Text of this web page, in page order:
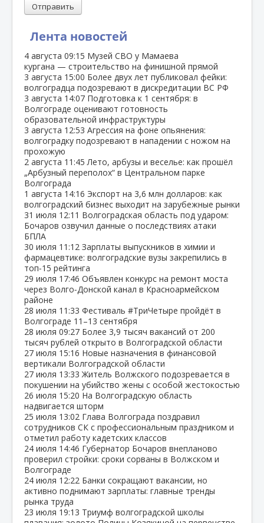
Лента новостей
4 августа 09:15 Музей СВО у Мамаева
кургана — строительство на финишной прямой
3 августа 15:00 Более двух лет публиковал фейки:
волгоградца подозревают в дискредитации ВС РФ
3 августа 14:07 Подготовка к 1 сентября: в
Волгограде оценивают готовность
образовательной инфраструктуры
3 августа 12:53 Агрессия на фоне опьянения:
волгоградку подозревают в нападении с ножом на
прохожую
2 августа 11:45 Лето, арбузы и веселье: как прошёл
„Арбузный переполох“ в Центральном парке
Волгограда
1 августа 14:16 Экспорт на 3,6 млн долларов: как
волгоградский бизнес выходит на зарубежные рынки
31 июля 12:11 Волгоградская область под ударом:
Бочаров озвучил данные о последствиях атаки
БПЛА
30 июля 11:12 Зарплаты выпускников в химии и
фармацевтике: волгоградские вузы закрепились в
топ‑15 рейтинга
29 июля 17:46 Объявлен конкурс на ремонт моста
через Волго‑Донской канал в Красноармейском
районе
28 июля 11:33 Фестиваль #ТриЧетыре пройдёт в
Волгограде 11–13 сентября
28 июля 09:27 Более 3,9 тысяч вакансий от 200
тысяч рублей открыто в Волгоградской области
27 июля 15:16 Новые назначения в финансовой
вертикали Волгоградской области
27 июля 13:33 Житель Волжского подозревается в
покушении на убийство жены с особой жестокостью
26 июля 15:20 На Волгоградскую область
надвигается шторм
25 июля 13:02 Глава Волгограда поздравил
сотрудников СК с профессиональным праздником и
отметил работу кадетских классов
24 июля 14:46 Губернатор Бочаров внепланово
проверил стройки: сроки сорваны в Волжском и
Волгограде
24 июля 12:22 Банки сокращают вакансии, но
активно поднимают зарплаты: главные тренды
рынка труда
23 июля 19:13 Триумф волгоградской школы
Отправить